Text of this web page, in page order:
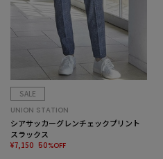
SALE
UNION STATION
シアサッカーグレンチェックプリント
スラックス
¥7,150 50%OFF